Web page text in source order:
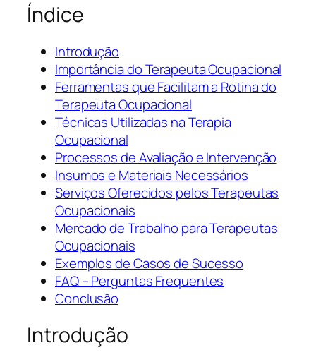
Índice
Introdução
Importância do Terapeuta Ocupacional
Ferramentas que Facilitam a Rotina do
Terapeuta Ocupacional
Técnicas Utilizadas na Terapia
Ocupacional
Processos de Avaliação e Intervenção
Insumos e Materiais Necessários
Serviços Oferecidos pelos Terapeutas
Ocupacionais
Mercado de Trabalho para Terapeutas
Ocupacionais
Exemplos de Casos de Sucesso
FAQ – Perguntas Frequentes
Conclusão
Introdução